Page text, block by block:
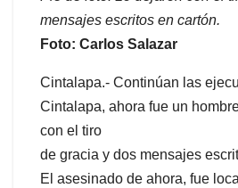
mensajes escritos en cartón.
Foto: Carlos Salazar
Cintalapa.- Continúan las
Cintalapa, ahora fue un
con el tiro
de gracia y dos mensajes
El asesinado de ahora, fue